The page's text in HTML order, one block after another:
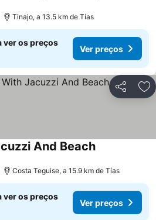
Tinajo, a 13.5 km de Tías
ver os preços
Ver preços
Partilhar
And BeachVer preços
Costa Teguise, a 15.9 km de Tías
ver os preços
Ver preços